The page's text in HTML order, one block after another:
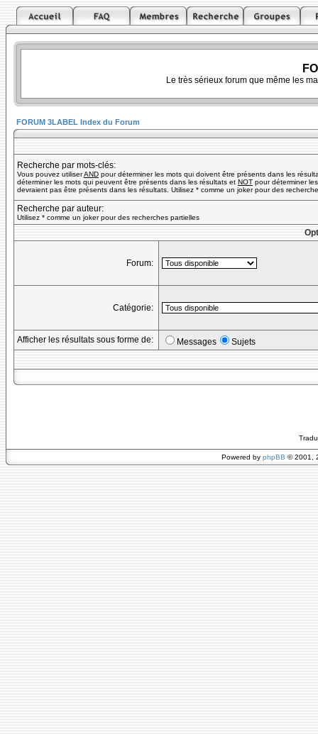
Le très sérieux forum que même les
FORUM 3LABEL Index du Forum
Recherche par mots-clés:
Vous pouvez utiliserAND pour déterminer les mots qui doivent être présents dans les
déterminer les mots qui peuvent être présents dans les résultats et NOT pour déterminer
devraient pas être présents dans les résultats. Utilisez * comme un joker pour des
Recherche par auteur:
Utilisez * comme un joker pour des recherches partielles
Forum:
Catégorie:
Afficher les résultats sous forme de: Messages Sujets
Powered by phpBB © 2001,